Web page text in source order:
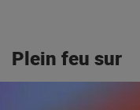
Plein feu sur